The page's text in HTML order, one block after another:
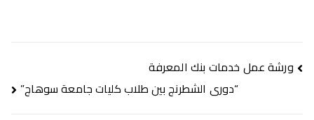
تصفّح
المقالات
ورشة عمل خدمات بنك المعرفة
“دورى الشطرنج بين طلاب كليات جامعة سوهاج”